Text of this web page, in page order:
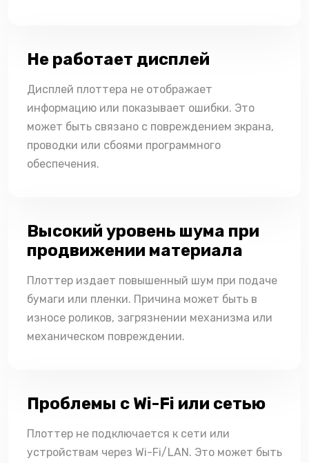
Не работает дисплей
Дисплей плоттера не отображает
информацию или показывает ошибки. Это
может быть связано с повреждением экрана,
проводки или сбоями программного
обеспечения.
Высокий уровень шума при
продвижении материала
Плоттер издает повышенный шум при подаче
бумаги или пленки. Причина может быть в
износе роликов, загрязнении механизма или
механическом повреждении.
Проблемы с Wi-Fi или сетью
Плоттер не подключается к сети или
устройствам через Wi-Fi/LAN. Это может быть